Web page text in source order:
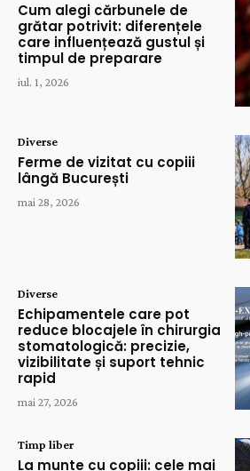
Cum alegi cărbunele de
grătar potrivit: diferențele
care influențează gustul și
timpul de preparare
iul. 1, 2026
Diverse
Ferme de vizitat cu copiii
lângă București
mai 28, 2026
Diverse
Echipamentele care pot
reduce blocajele în chirurgia
stomatologică: precizie,
vizibilitate și suport tehnic
rapid
mai 27, 2026
Timp liber
La munte cu copiii: cele mai